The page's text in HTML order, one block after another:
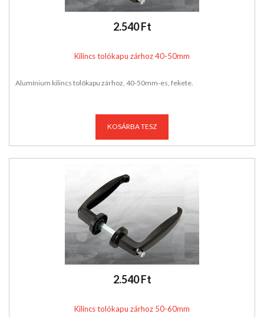
2.540 Ft
Kilincs tolókapu zárhoz 40-50mm
Alumínium kilincs tolókapu zárhoz, 40-50mm-es, fekete.
KOSÁRBA TESZ
2.540 Ft
Kilincs tolókapu zárhoz 50-60mm